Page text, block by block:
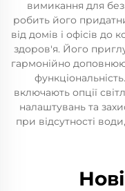
вимикання для
робить його
від домів і офісів до
здоров'я. Його
гармонійно
включають опції
налаштувань та
при відсутності